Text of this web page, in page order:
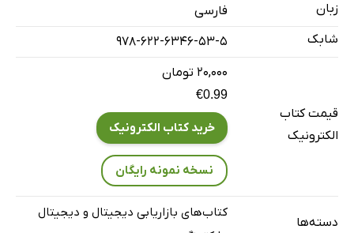
زبان
فارسی
شابک
978-622-6346-53-5
قیمت کتاب
الکترونیک
۲۰,۰۰۰ تومان
€0.99
خرید کتاب الکترونیک
نسخه نمونه رایگان
دسته‌ها
کتاب‌های بازاریابی دیجیتال و دیجیتال